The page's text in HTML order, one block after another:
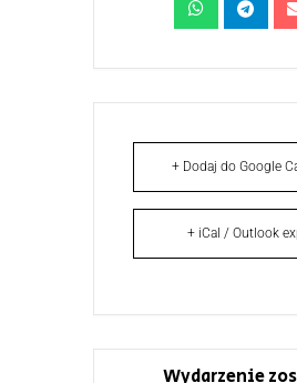
+ Dodaj do Google
+ iCal / Outlook
Wydarzenie